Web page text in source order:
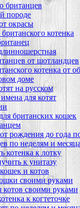
британцев
породе
окрасы
котенка
от шотландцев
котенка от
доме
на русском
для котят
британских кошек
рождения до года
по неделям и
котенка к лотку
к унитазу
и котов
своими руками
своими руками
к когтеточке